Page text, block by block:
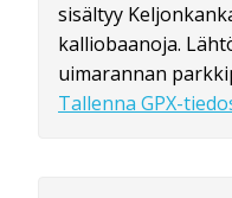
sisältyy
kalliobaanoja.
uimarannan
Tallenna GPX-